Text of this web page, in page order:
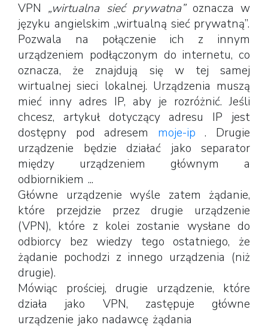
VPN „wirtualna sieć prywatna” oznacza w
języku angielskim „wirtualną sieć prywatną”.
Pozwala na połączenie ich z innym
urządzeniem podłączonym do internetu, co
oznacza, że ​​znajdują się w tej samej
wirtualnej sieci lokalnej. Urządzenia muszą
mieć inny adres IP, aby je rozróżnić. Jeśli
chcesz, artykuł dotyczący adresu IP jest
dostępny pod adresem moje-ip . Drugie
urządzenie będzie działać jako separator
między urządzeniem głównym a
odbiornikiem ...
Główne urządzenie wyśle ​​zatem żądanie,
które przejdzie przez drugie urządzenie
(VPN), które z kolei zostanie wysłane do
odbiorcy bez wiedzy tego ostatniego, że
żądanie pochodzi z innego urządzenia (niż
drugie).
Mówiąc prościej, drugie urządzenie, które
działa jako VPN, zastępuje główne
urządzenie jako nadawcę żądania